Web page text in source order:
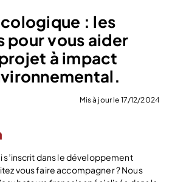
: les
pour vous aider
à impact
Mis à jour le 17/12/2024
s’inscrit dans le développement
vous faire accompagner ? Nous